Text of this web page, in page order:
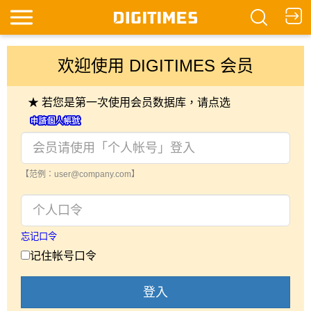
欢迎使用 DIGITIMES 会员
★ 若您是第一次使用会员数据库，请点选
【范例：user@company.com】
忘记口令
记住帐号口令
登入